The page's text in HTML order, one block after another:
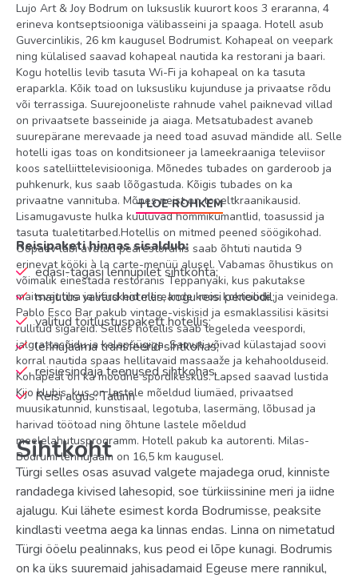
Lujo Art & Joy Bodrum on luksuslik kuurort koos 3 eraranna, 4
erineva kontseptsiooniga välibasseini ja spaaga. Hotell asub
Guvercinlikis, 26 km kaugusel Bodrumist. Kohapeal on veepark
ning külalised saavad kohapeal nautida ka restorani ja baari.
Kogu hotellis levib tasuta Wi-Fi ja kohapeal on ka tasuta
eraparkla. Kõik toad on luksusliku kujunduse ja privaatse rõdu
või terrassiga. Suurejooneliste rahnude vahel paiknevad villad
on privaatsete basseinide ja aiaga. Metsatubadest avaneb
suurepärane merevaade ja need toad asuvad mändide all. Selle
hotelli igas toas on konditsioneer ja lameekraaniga televiisor
koos satelliittelevisiooniga. Mõnedes tubades on garderoob ja
puhkenurk, kus saab lõõgastuda. Kõigis tubades on ka
privaatne vannituba. Mõnes neist on topeltkraanikausid.
Lisamugavuste hulka kuuluvad hommikumantlid, toasussid ja
tasuta tualetitarbed.Hotellis on mitmed peened söögikohad.
Ööpäev läbi avatud pearestoranis saab õhtuti nautida 9
erinevat kööki à la carte-menüü alusel. Vabamas õhustikus on
võimalik einestada restoranis Teppanyaki, kus pakutakse
maitsvat liha ja värskeid mereande koos kokteilide ja veinidega.
Pablo Esco Bar pakub vintage-viskisid ja esmaklassilisi käsitsi
rullitud sigareid. Selles hotellis saab tegeleda veespordi,
jalgrattasõidu ja kalapüügiga. Samuti võivad külastajad soovi
korral nautida spaas hellitavaid massaaže ja kehahoolduseid.
Kohapeal on ka moodne spordikeskus. Lapsed saavad lustida
Kijo klubis, kus on lastele mõeldud liumäed, privaatsed
muusikatunnid, kunstisaal, legotuba, lasermäng, lõbusad ja
harivad töötoad ning õhtune lastele mõeldud
meelelahutusprogramm. Hotell pakub ka autorenti. Milas-
Bodrumi lennujaam on 16,5 km kaugusel.
LOE ROHKEM
Reisipaketi hinnas sisaldub:
edasi-tagasi lennupilet sihtkohta;
majutus valitud hotellis, kogu reisi perioodil;
valitud toitlustuspakett hotellis;
lennujaama transfeerid sihtkohas;
reisiesindaja teenused sihtkohas.
Reisi algus: Tallinn
Sihtkoht
Türgi selles osas asuvad valgete majadega orud, kinniste
randadega kivised lahesopid, soe türkiissinine meri ja iidne
ajalugu. Kui lähete esimest korda Bodrumisse, peaksite
kindlasti veetma aega ka linnas endas. Linna on nimetatud
Türgi ööelu pealinnaks, kus peod ei lõpe kunagi. Bodrumis
on ka üks suuremaid jahisadamaid Egeuse mere rannikul,